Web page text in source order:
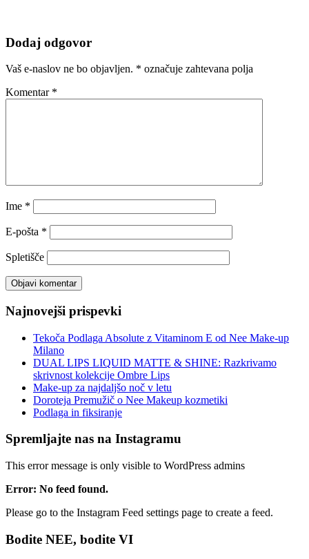
Dodaj odgovor
Vaš e-naslov ne bo objavljen. * označuje zahtevana polja
Komentar *
Ime *
E-pošta *
Spletišče
Najnovejši prispevki
Tekoča Podlaga Absolute z Vitaminom E od Nee Make-up
Milano
DUAL LIPS LIQUID MATTE & SHINE: Razkrivamo
skrivnost kolekcije Ombre Lips
Make-up za najdaljšo noč v letu
Doroteja Premužič o Nee Makeup kozmetiki
Podlaga in fiksiranje
Spremljajte nas na Instagramu
This error message is only visible to WordPress admins
Error: No feed found.
Please go to the Instagram Feed settings page to create a feed.
Bodite NEE, bodite VI